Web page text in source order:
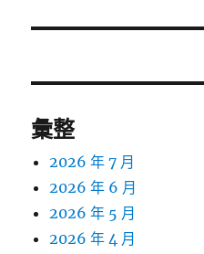
文
彙整
2026 年 7 月
2026 年 6 月
2026 年 5 月
2026 年 4 月